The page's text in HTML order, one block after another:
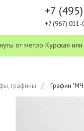
+7
+7 (967)
от метро Курская
графины Графин